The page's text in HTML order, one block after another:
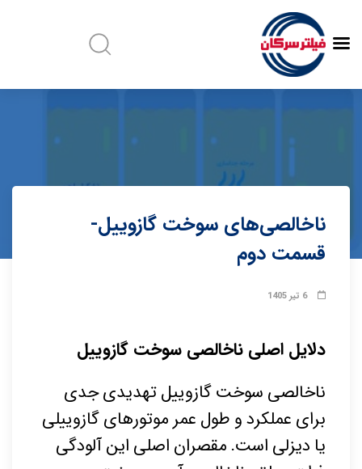
ناخالصی‌های سوخت گازوییل-
قسمت دوم
6 تیر 1405
دلایل اصلی ناخالصی سوخت گازوییل
ناخالصی سوخت گازوییل تهدیدی جدی
برای عملکرد و طول عمر موتورهای گازوییلی
یا دیزلی است. مقصران اصلی این آلودگی